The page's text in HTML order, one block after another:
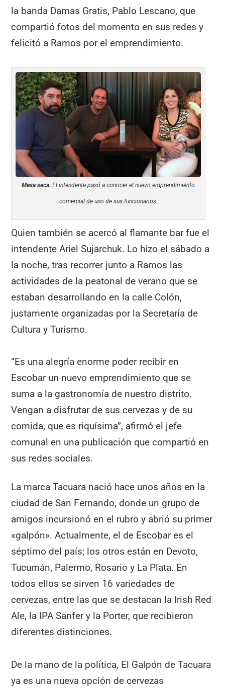
la banda Damas Gratis, Pablo Lescano, que
compartió fotos del momento en sus redes y
felicitó a Ramos por el emprendimiento.
Mesa seca. El intendente pasó a conocer el nuevo emprendimiento
comercial de uno de sus funcionarios.
Quien también se acercó al flamante bar fue el
intendente Ariel Sujarchuk. Lo hizo el sábado a
la noche, tras recorrer junto a Ramos las
actividades de la peatonal de verano que se
estaban desarrollando en la calle Colón,
justamente organizadas por la Secretaría de
Cultura y Turismo.
“Es una alegría enorme poder recibir en
Escobar un nuevo emprendimiento que se
suma a la gastronomía de nuestro distrito.
Vengan a disfrutar de sus cervezas y de su
comida, que es riquísima”, afirmó el jefe
comunal en una publicación que compartió en
sus redes sociales.
La marca Tacuara nació hace unos años en la
ciudad de San Fernando, donde un grupo de
amigos incursionó en el rubro y abrió su primer
«galpón». Actualmente, el de Escobar es el
séptimo del país; los otros están en Devoto,
Tucumán, Palermo, Rosario y La Plata. En
todos ellos se sirven 16 variedades de
cervezas, entre las que se destacan la Irish Red
Ale, la IPA Sanfer y la Porter, que recibieron
diferentes distinciones.
De la mano de la política, El Galpón de Tacuara
ya es una nueva opción de cervezas